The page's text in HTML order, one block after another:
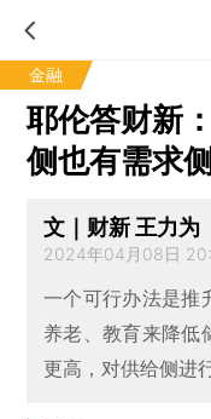
金融
耶伦答财新
侧也有需求
文｜财新 王力为
2024年04月08日
一个可行办法是推
养老、教育来降低
更高，对供给侧进